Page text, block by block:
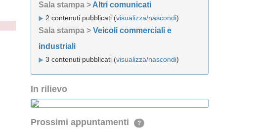
Sala stampa > Altri comunicati
2 contenuti pubblicati (visualizza/nascondi)
Sala stampa > Veicoli commerciali e
industriali
3 contenuti pubblicati (visualizza/nascondi)
In rilievo
Prossimi appuntamenti ?